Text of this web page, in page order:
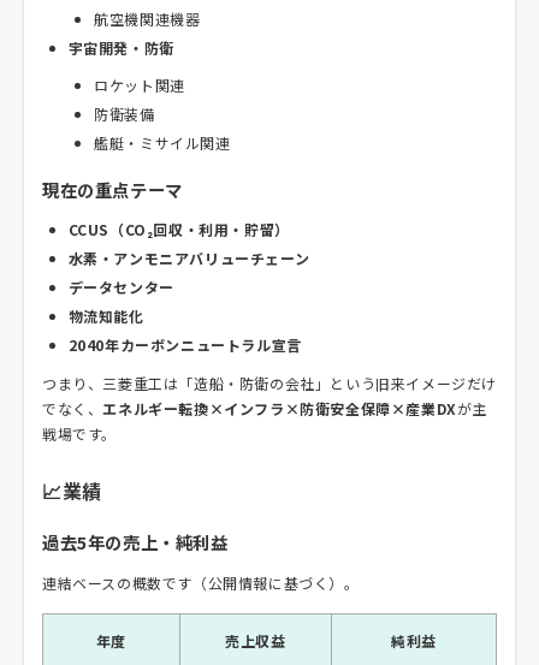
航空機関連機器
宇宙開発・防衛
ロケット関連
防衛装備
艦艇・ミサイル関連
現在の重点テーマ
CCUS（CO₂回収・利用・貯留）
水素・アンモニアバリューチェーン
データセンター
物流知能化
2040年カーボンニュートラル宣言
つまり、三菱重工は「造船・防衛の会社」という旧来イメージだけ
でなく、エネルギー転換×インフラ×防衛安全保障×産業DXが主
戦場です。
📈業績
過去5年の売上・純利益
連結ベースの概数です（公開情報に基づく）。
年度 売上収益 純利益